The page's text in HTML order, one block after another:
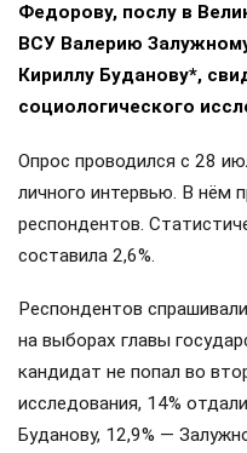
Федорову, послу в
ВСУ Валерию
Кириллу Буданову*,
социологического
Опрос проводился с 28
личного интервью. В нём
респондентов.
составила 2,6%.
Респондентов
на выборах главы
кандидат не попал во
исследования, 14%
Буданову, 12,9% —